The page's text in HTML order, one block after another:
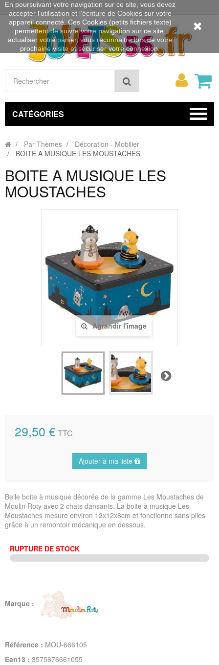
Rechercher
Mon
CATÉGORIES
Par Thèmes
Décoration - Mobilier
BOITE A MUSIQUE LES MOUSTACHES
BOITE A MUSIQUE LES
MOUSTACHES
Agrandir l'image
Suivant
29,50 €TTC
Ajouter à ma liste
Belle boite à musique décorée de la gamme Les Moustaches de
Moulin Roty avec 2 chats dansants. La boite à musique Les
Moustaches mesure environ 12x12x8cm et fonctionne sans piles
grâce à un remontoir mécanique en dessous.
RUPTURE DE STOCK
Marque :
Référence : MOU-666105
Ean13 : 3575676661055
En poursuivant votre navigation sur ce site, vous devez
accepter l’utilisation et l'écriture de Cookies sur votre
appareil connecté. Ces Cookies (petits fichiers texte)
permettent de suivre votre navigation sur ce site,
actualiser votre panier, vous reconnaitre lors de votre
prochaine visite et sécuriser votre connexion.